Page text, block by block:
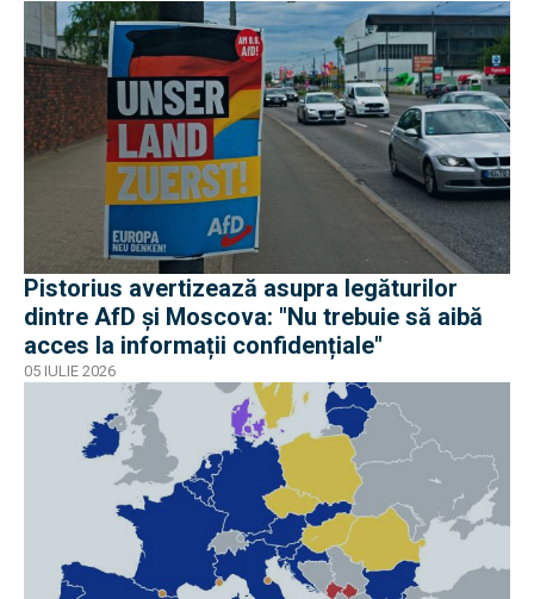
Pistorius avertizează asupra legăturilor
dintre AfD și Moscova: "Nu trebuie să aibă
acces la informații confidențiale"
05 IULIE 2026